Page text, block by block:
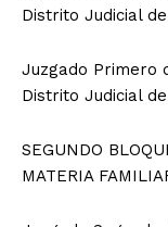
Distrito Judicial
Juzgado Primero
Distrito Judicial
SEGUNDO
MATERIA